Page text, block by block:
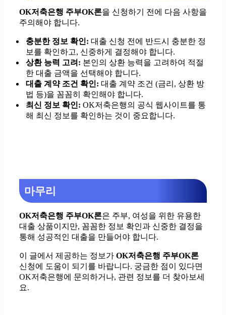
OK저축은행 주부OK론을 신청하기 전에 다음 사항을
주의해야 합니다.
충분한 정보 확인: 대출 신청 전에 반드시 충분한 정
보를 확인하고, 신중하게 결정해야 합니다.
상환 능력 고려: 본인의 상환 능력을 고려하여 적절
한 대출 금액을 선택해야 합니다.
대출 계약 조건 확인: 대출 계약 조건 (금리, 상환 방
법 등)을 꼼꼼히 확인해야 합니다.
최신 정보 확인: OK저축은행의 공식 웹사이트를 통
해 최신 정보를 확인하는 것이 중요합니다.
마무리
OK저축은행 주부OK론은 주부, 여성을 위한 유용한
대출 상품이지만, 꼼꼼한 정보 확인과 신중한 결정을
통해 성공적인 대출을 만들어야 합니다.
이 글에서 제공하는 정보가 OK저축은행 주부OK론
신청에 도움이 되기를 바랍니다. 궁금한 점이 있다면
OK저축은행에 문의하거나, 관련 정보를 더 찾아보세
요.